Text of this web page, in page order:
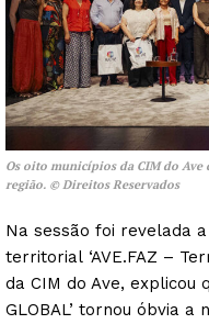
Os oito municípios da CIM do
região. © Direitos Reservados
Na sessão foi revelada
territorial ‘AVE.FAZ –
da CIM do Ave, explicou
GLOBAL’ tornou óbvia a